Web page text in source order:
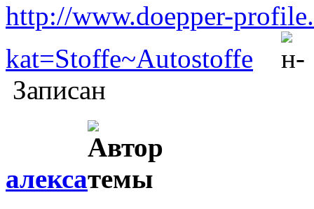
http://www.doepper-
kat=Stoffe~Autostoffe
Записан
алекса